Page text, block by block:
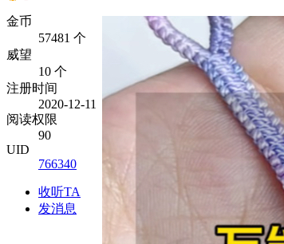
金币
57481 个
威望
10 个
注册时间
2020-12-11
阅读权限
90
UID
766340
收听TA
发消息